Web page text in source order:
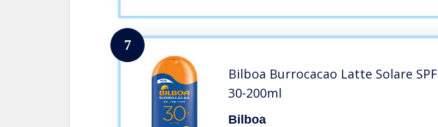
7
Bilboa Burrocacao Latte Solare SPF
30-200ml
Bilboa